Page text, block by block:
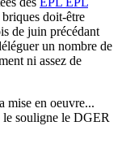
doit-être
de juin précédant
un nombre de
ni assez de
mise en oeuvre...
le souligne le DGER